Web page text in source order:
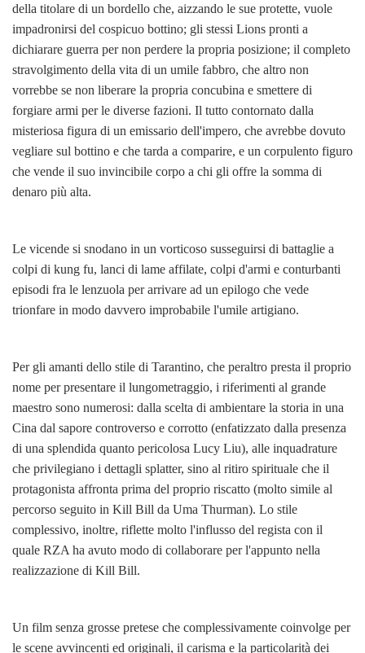
della titolare di un bordello che, aizzando le sue protette, vuole
impadronirsi del cospicuo bottino; gli stessi Lions pronti a
dichiarare guerra per non perdere la propria posizione; il completo
stravolgimento della vita di un umile fabbro, che altro non
vorrebbe se non liberare la propria concubina e smettere di
forgiare armi per le diverse fazioni. Il tutto contornato dalla
misteriosa figura di un emissario dell'impero, che avrebbe dovuto
vegliare sul bottino e che tarda a comparire, e un corpulento figuro
che vende il suo invincibile corpo a chi gli offre la somma di
denaro più alta.
Le vicende si snodano in un vorticoso susseguirsi di battaglie a
colpi di kung fu, lanci di lame affilate, colpi d'armi e conturbanti
episodi fra le lenzuola per arrivare ad un epilogo che vede
trionfare in modo davvero improbabile l'umile artigiano.
Per gli amanti dello stile di Tarantino, che peraltro presta il proprio
nome per presentare il lungometraggio, i riferimenti al grande
maestro sono numerosi: dalla scelta di ambientare la storia in una
Cina dal sapore controverso e corrotto (enfatizzato dalla presenza
di una splendida quanto pericolosa Lucy Liu), alle inquadrature
che privilegiano i dettagli splatter, sino al ritiro spirituale che il
protagonista affronta prima del proprio riscatto (molto simile al
percorso seguito in Kill Bill da Uma Thurman). Lo stile
complessivo, inoltre, riflette molto l'influsso del regista con il
quale RZA ha avuto modo di collaborare per l'appunto nella
realizzazione di Kill Bill.
Un film senza grosse pretese che complessivamente coinvolge per
le scene avvincenti ed originali, il carisma e la particolarità dei